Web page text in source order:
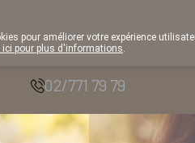
Pharmacie Parent
SRL
02/771 79 79
pour améliorer votre expérience
ici pour plus d'informations.